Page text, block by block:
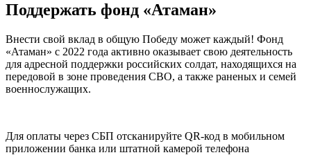
Поддержать фонд «Атаман»
Внести свой вклад в общую Победу может каждый! Фонд
«Атаман» с 2022 года активно оказывает свою деятельность
для адресной поддержки российских солдат, находящихся на
передовой в зоне проведения СВО, а также раненых и семей
военнослужащих.
Для оплаты через СБП отсканируйте QR-код в мобильном
приложении банка или штатной камерой телефона